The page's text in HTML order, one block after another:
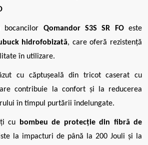
bocancilor Qomandor S3S SR FOeste
hidrofobizată, care oferă rezistență
în utilizare.
cu căptușeală din tricot caserat cu
contribuie la confort și la reducerea
în timpul purtării îndelungate.
cu
bombeu de protecție din fibră de
la impacturi de până la 200 Jouli și la